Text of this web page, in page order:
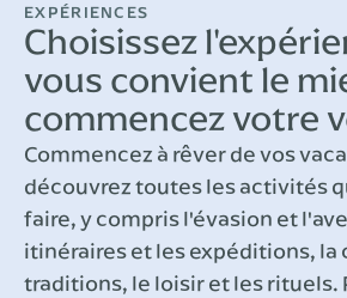
EXPÉRIENCES
Choisissez
vous convient le
commencez votre
Commencez à rêver de vos
découvrez toutes les activités
faire, y compris l'évasion et
itinéraires et les expéditions, la
traditions, le loisir et les rituels.